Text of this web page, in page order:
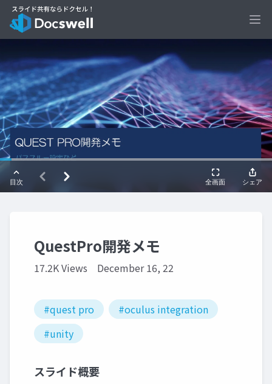
QuestPro開発メモ
17.2K Views December 16, 22
#quest pro
#oculus integration
#unity
スライド概要